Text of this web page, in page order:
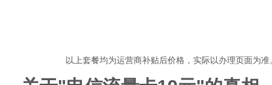
以上套餐均为运营商补贴后价格，实际以办理页面为